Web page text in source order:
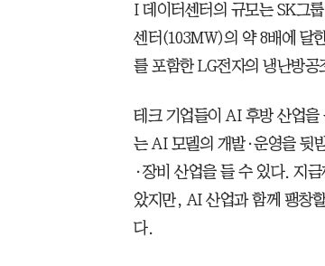
I 데이터센터의 규모는 SK그
센터(103MW)의 약 8배에 달
를 포함한 LG전자의 냉난방
테크 기업들이 AI 후방 산업
는 AI 모델의 개발·운영을 뒷
·장비 산업을 들 수 있다. 지
았지만, AI 산업과 함께 팽창
다.